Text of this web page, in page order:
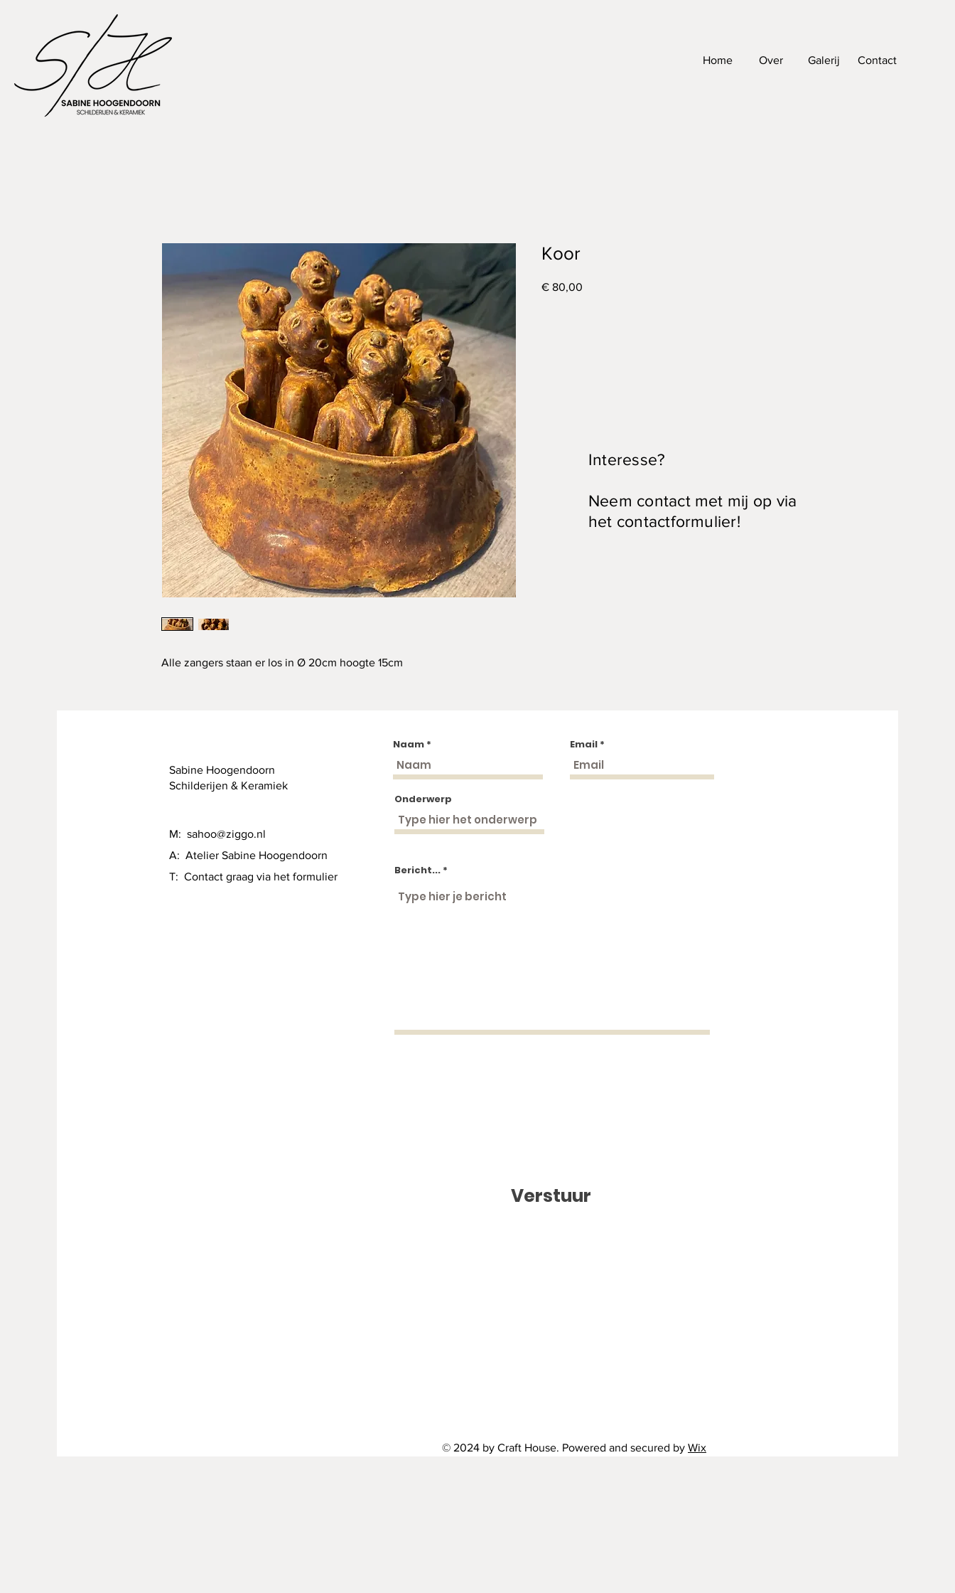
Home Over Galerij Contact
Alle zangers staan er los in Ø 20cm hoogte 15cm
Koor
€ 80,00
Interesse?
Neem contact met mij op via
het contactformulier!
Sabine Hoogendoorn
Schilderijen & Keramiek
M: sahoo@ziggo.nl
A: Atelier Sabine Hoogendoorn
T: Contact graag via het formulier
Naam Email
Onderwerp
Bericht...
Verstuur
© 2024 by Craft House. Powered and secured by Wix